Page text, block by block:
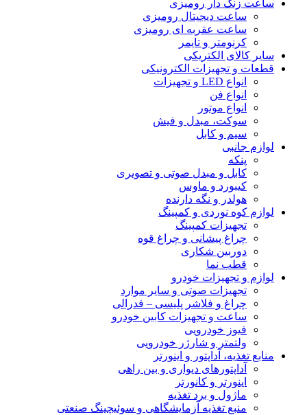
ساعت زنگ دار رومیزی
ساعت دیجیتال رومیزی
ساعت عقربه ای رومیزی
کرنومتر و تایمر
سایر کالای الکتریکی
قطعات و تجهیزات الکترونیکی
انواع LED و تجهیزات
انواع فن
انواع موتور
سوکت، مبدل و فیش
سیم و کابل
لوازم جانبی
پنکه
کابل و مبدل صوتی و تصویری
کیبورد و ماوس
هولدر و نگه دارنده
لوازم کوه نوردی و کمپینگ
تجهیزات کمپینگ
چراغ پیشانی و چراغ قوه
دوربین شکاری
قطب نما
لوازم و تجهیزات خودرو
تجهیزات صوتی و سایر موارد
چراغ و فلاشر پلیسی – فدرالی
ساعت و تجهیزات کابین خودرو
فیوز خودرویی
ولتمتر و شارژر خودرویی
منابع تغذیه، آداپتور و اینورتر
آداپتورهای دیواری و بین راهی
اینورتر و کانورتر
ماژول و برد تغذیه
منبع تغذیه آزمایشگاهی و سوئیچینگ صنعتی